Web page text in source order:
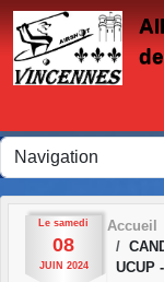
Le samedi
08
JUIN 2024
Accueil
UCUP
Panneau de gestion